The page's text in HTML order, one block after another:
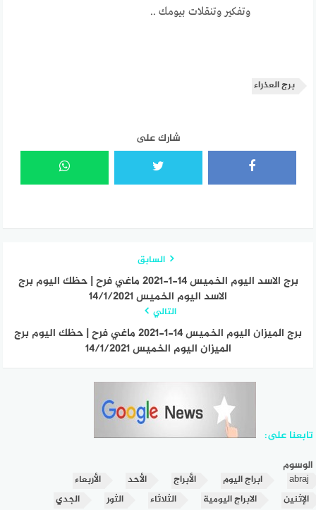
وتفكير وتنقلات بيومك ..
برج العذراء
شارك على
السابق
برج الاسد اليوم الخميس 14-1-2021 ماغي فرح | حظك اليوم برج
الاسد اليوم الخميس 14/1/2021
التالي
برج الميزان اليوم الخميس 14-1-2021 ماغي فرح | حظك اليوم برج
الميزان اليوم الخميس 14/1/2021
تابعنا على:
الوسوم
abraj ابراج اليوم الأبراج الأحد
الأربعاء
الإثنين
الابراج اليومية الثلاثاء الثور
الجدي